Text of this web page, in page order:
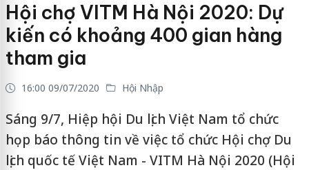
Hội chợ VITM Hà Nội 2020: Dự
kiến có khoảng 400 gian hàng
tham gia
16:00 09/07/2020 Hội Nhập
Sáng 9/7, Hiệp hội Du lịch Việt Nam tổ chức
họp báo thông tin về việc tổ chức Hội chợ Du
lịch quốc tế Việt Nam - VITM Hà Nội 2020 (Hội